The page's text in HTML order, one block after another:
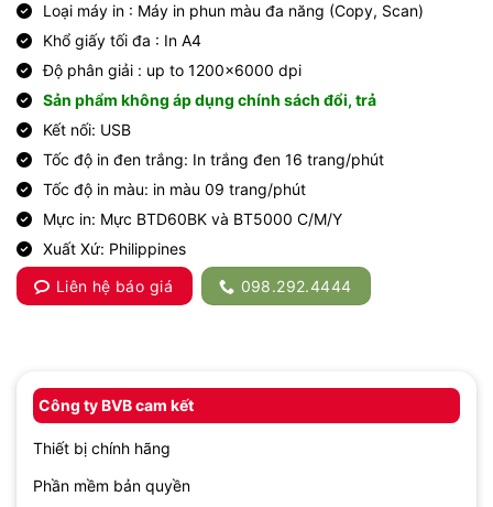
Loại máy in : Máy in phun màu đa năng (Copy, Scan)
Khổ giấy tối đa : In A4
Độ phân giải : up to 1200×6000 dpi
Sản phẩm không áp dụng chính sách đổi, trả
Kết nối: USB
Tốc độ in đen trắng: In trắng đen 16 trang/phút
Tốc độ in màu: in màu 09 trang/phút
Mực in: Mực BTD60BK và BT5000 C/M/Y
Xuất Xứ: Philippines
Liên hệ báo giá
098.292.4444
Công ty BVB cam kết
Thiết bị chính hãng
Phần mềm bản quyền